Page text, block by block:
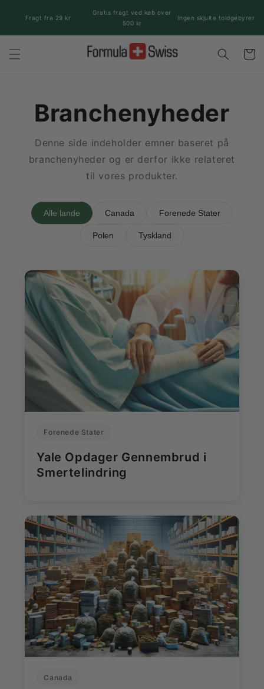
indhold
Fragt fra 29 kr
Gratis fragt ved køb over
500 kr
Ingen skjulte toldgebyrer
Branchenyheder
Denne side indeholder emner baseret på
branchenyheder og er derfor ikke relateret
til vores produkter.
Alle lande Canada Forenede Stater
Polen Tyskland
Forenede Stater
Yale Opdager Gennembrud i
Smertelindring
Canada